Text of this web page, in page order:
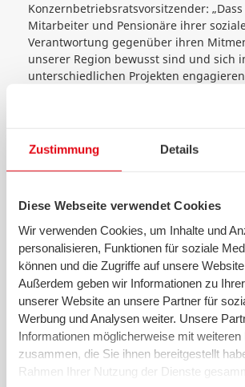
Zustimmung Details
Diese Webseite verwendet Cookies
Wir verwenden Cookies, um Inhalte und
personalisieren, Funktionen für soziale
können und die Zugriffe auf unsere
Außerdem geben wir Informationen zu
unserer Website an unsere Partner für
Werbung und Analysen weiter. Unsere
Informationen möglicherweise mit weiteren
zusammen, die Sie ihnen bereitgestellt
Rahmen Ihrer Nutzung der Dienste
Konzernbetriebsratsvorsitzender:
Mitarbeiter und Pensionäre ihrer
Verantwortung gegenüber ihren
unserer Region bewusst sind und sich
unterschiedlichen Projekten
persönlich jedes Mal, wenn ich von den
erfahre. Über den Weg der Restcent-
jeden Monat einen kleinen Teil zu der
beizutragen, humanitäre Projekte zu
KONTAKT:
Angela Dittmer
swb AG
Unternehmenskommunikation
Theodor-Heuss-Allee 20
28215 Bremen